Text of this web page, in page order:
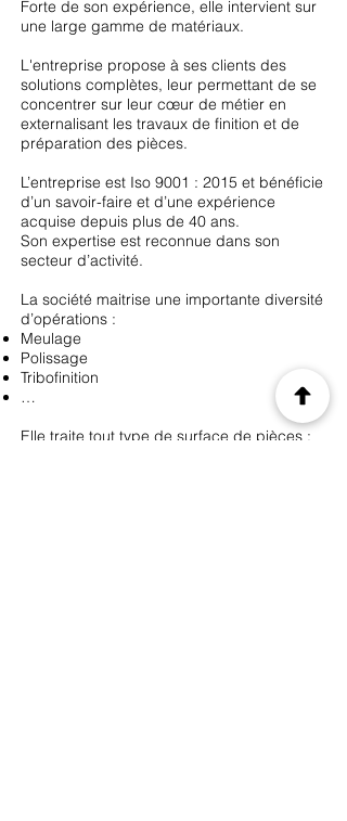
Forte de son expérience, elle intervient sur
une large gamme de matériaux.
L'entreprise propose à ses clients des
solutions complètes, leur permettant de se
concentrer sur leur cœur de métier en
externalisant les travaux de finition et de
préparation des pièces.
L’entreprise est Iso 9001 : 2015 et bénéficie
d’un savoir-faire et d’une expérience
acquise depuis plus de 40 ans.
Son expertise est reconnue dans son
secteur d’activité.
La société maitrise une importante diversité
d’opérations :
Meulage
Polissage
Tribofinition
…
Elle traite tout type de surface de pièces :